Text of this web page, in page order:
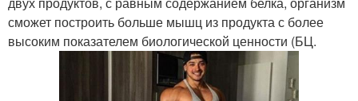
сможет построить больше мышц из продукта с более
высоким показателем биологической ценности (БЦ.